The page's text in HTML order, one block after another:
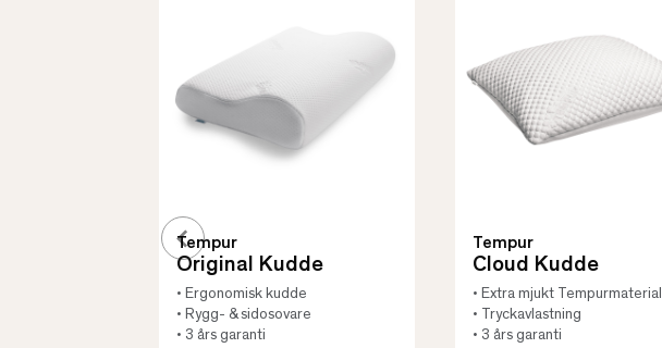
Tempur
Original Kudde
• Ergonomisk kudde
• Rygg- & sidosovare
• 3 års garanti
Tempur
Cloud Kudde
• Extra mjukt Tempurmaterial
• Tryckavlastning
• 3 års garanti